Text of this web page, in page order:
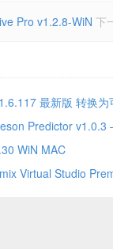
Pro v1.2.8-WiN 下
最新版 转换为
Predictor v1.0.3
WiN MAC
Virtual Studio